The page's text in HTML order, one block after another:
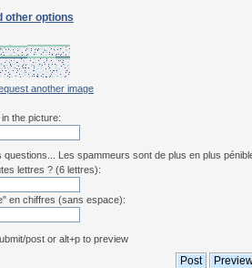
other options
another image
the picture:
questions... Les spammeurs sont de plus en plus
lettres ? (6 lettres):
en chiffres (sans espace):
post or alt+p to preview